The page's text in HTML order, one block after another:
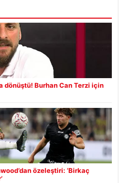
dönüştü! Burhan Can Terzi için
özeleştiri: ‘Birkaç